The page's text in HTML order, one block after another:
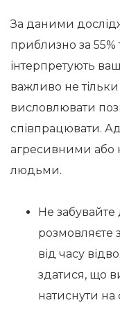
За даними
приблизно за 55%
інтерпретують
важливо не
висловлювати
співпрацювати.
агресивними або
людьми.
Не забувайте
розмовляєте
від часу
здатися, що
натиснути на